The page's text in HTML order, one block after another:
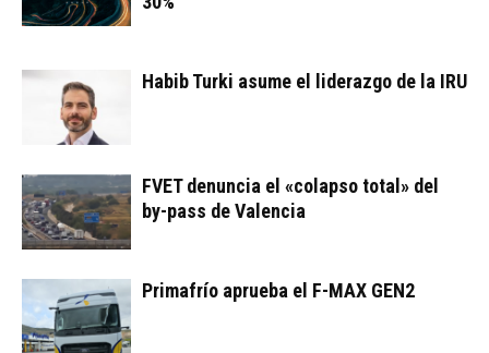
Habib Turki asume el liderazgo de la IRU
FVET denuncia el «colapso total» del
by-pass de Valencia
Primafrío aprueba el F-MAX GEN2